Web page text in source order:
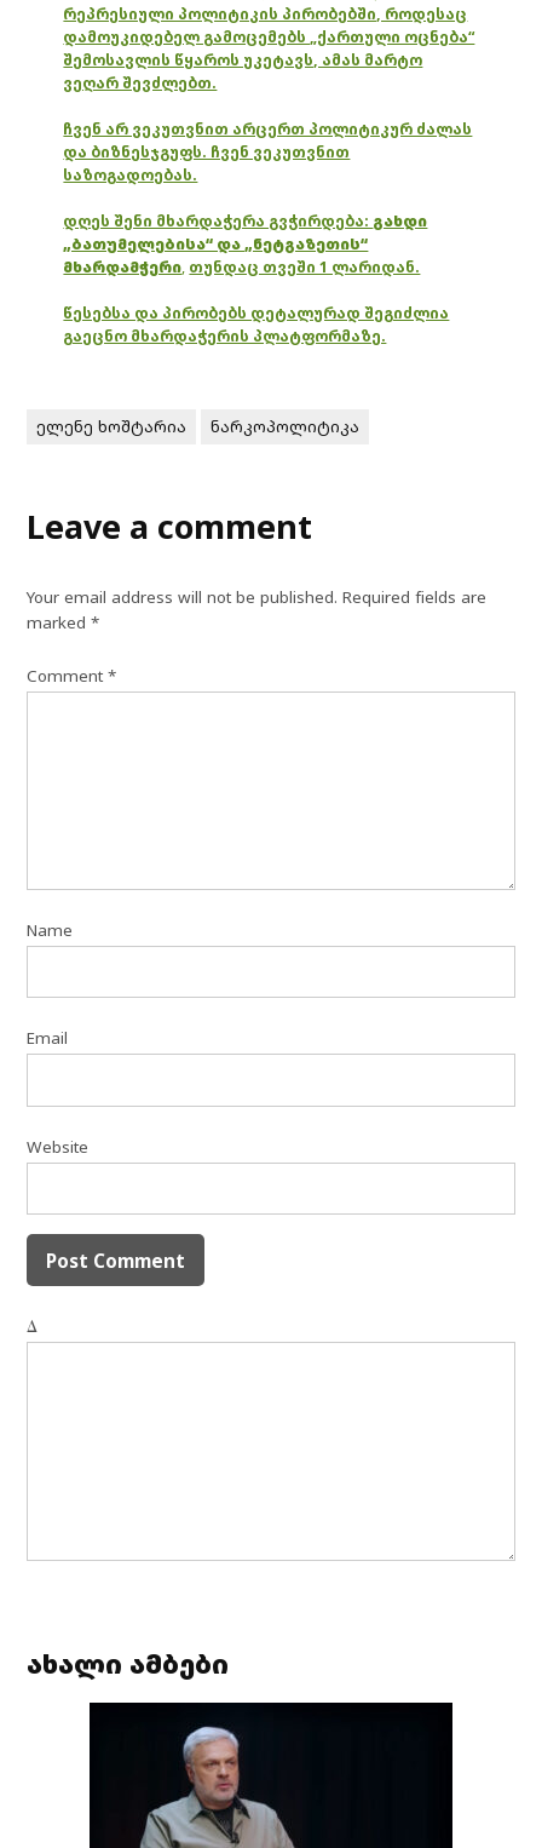
რეპრესიული პოლიტიკის პირობებში, როდესაც
დამოუკიდებელ გამოცემებს „ქართული ოცნება“
შემოსავლის წყაროს უკეტავს, ამას მარტო
ვეღარ შევძლებთ.
ჩვენ არ ვეკუთვნით არცერთ პოლიტიკურ ძალას
და ბიზნესჯგუფს. ჩვენ ვეკუთვნით
საზოგადოებას.
დღეს შენი მხარდაჭერა გვჭირდება: გახდი
„ბათუმელებისა“ და „ნეტგაზეთის“
მხარდამჭერი, თუნდაც თვეში 1 ლარიდან.
წესებსა და პირობებს დეტალურად შეგიძლია
გაეცნო მხარდაჭერის პლატფორმაზე.
ელენე ხოშტარია ნარკოპოლიტიკა
Leave a comment
Your email address will not be published. Required fields are
marked*
Comment*
Name
Email
Website
Δ
ახალი ამბები